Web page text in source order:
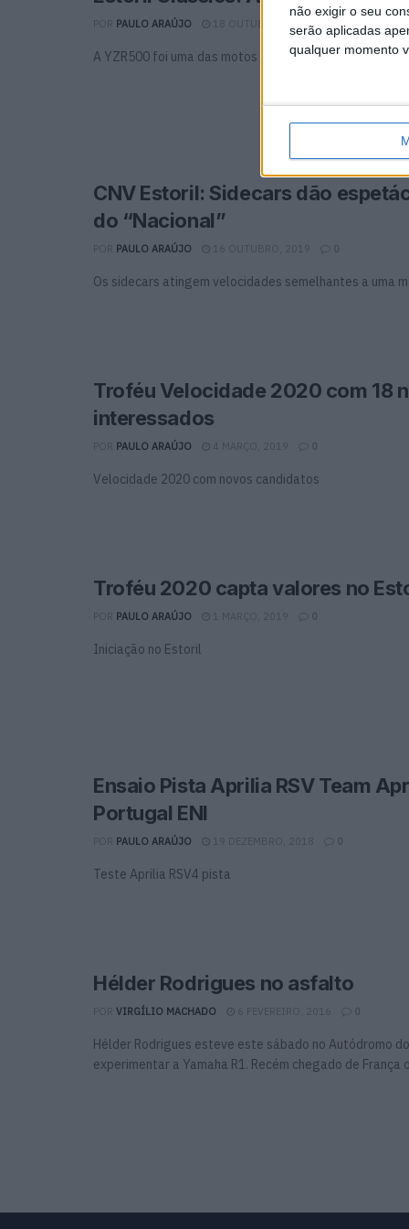
não exigir o seu
serão aplicadas
qualquer momento
PAULO ARAÚJO 18 OUTUBRO, 2019
A YZR500 foi uma das motos que mais atenções atraiu
CNV Estoril: Sidecars dão
do “Nacional”
PAULO ARAÚJO 16 OUTUBRO, 2019 0
Os sidecars atingem velocidades semelhantes a uma
Troféu Velocidade 2020 com 18
interessados
PAULO ARAÚJO 4 MARÇO, 2019 0
Velocidade 2020 com novos candidatos
Troféu 2020 capta valores no
PAULO ARAÚJO 1 MARÇO, 2019 0
Iniciação no Estoril
Ensaio Pista Aprilia RSV Team
Portugal ENI
PAULO ARAÚJO 0
Teste Aprilia RSV4 pista
Hélder Rodrigues no asfalto
VIRGÍLIO MACHADO 6 FEVEREIRO, 2016 0
Hélder Rodrigues esteve este sábado no Autódromo
experimentar a Yamaha R1. Recém chegado de França